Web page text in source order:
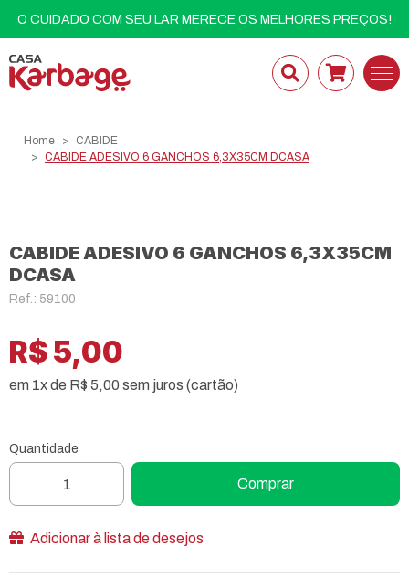
O CUIDADO COM SEU LAR MERECE OS MELHORES PREÇOS!
Home
CABIDE
CABIDE ADESIVO 6 GANCHOS 6,3X35CM DCASA
CABIDE ADESIVO 6 GANCHOS 6,3X35CM
DCASA
Ref.: 59100
R$ 5,00
em 1x de R$ 5,00 sem juros (cartão)
Quantidade
Comprar
Adicionar à lista de desejos